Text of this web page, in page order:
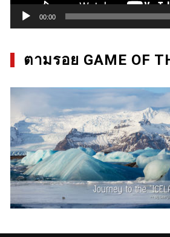
00:00
ตามรอย GAME OF